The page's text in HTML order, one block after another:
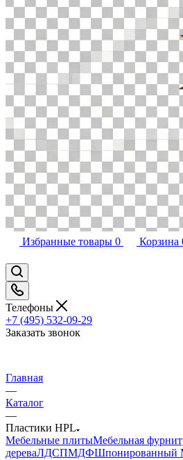
Избранные товары 0 Корзина
Телефоны
+7 (495) 532-09-29
Заказать звонок
Главная
—
Каталог
—
Пластики HPL
Мебельные плитыМебельная
дереваЛДСПМДФ